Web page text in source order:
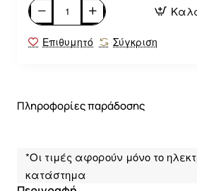
Επιθυμητό Σύγκριση
Πληροφορίες παράδοσης
*Οι τιμές αφορούν μόνο το
κατάστημα